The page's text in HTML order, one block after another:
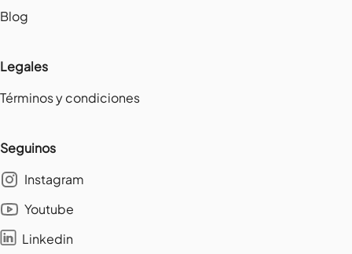
Blog
Legales
Términos y condiciones
Seguinos
Instagram
Youtube
Linkedin